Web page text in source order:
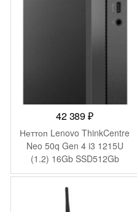
42 389₽
Неттоп Lenovo ThinkCentre
Neo 50q Gen 4 i3 1215U
(1.2) 16Gb SSD512Gb
UHDG без ОС GbitEth WiFi
BT 65W kb мышь
клавиатура черный